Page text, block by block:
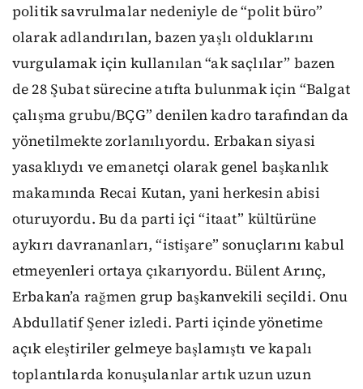
politik savrulmalar nedeniyle de “polit büro”
olarak adlandırılan, bazen yaşlı olduklarını
vurgulamak için kullanılan “ak saçlılar” bazen
de 28 Şubat sürecine atıfta bulunmak için “Balgat
çalışma grubu/BÇG” denilen kadro tarafından da
yönetilmekte zorlanılıyordu. Erbakan siyasi
yasaklıydı ve emanetçi olarak genel başkanlık
makamında Recai Kutan, yani herkesin abisi
oturuyordu. Bu da parti içi “itaat” kültürüne
aykırı davrananları, “istişare” sonuçlarını kabul
etmeyenleri ortaya çıkarıyordu. Bülent Arınç,
Erbakan’a rağmen grup başkanvekili seçildi. Onu
Abdullatif Şener izledi. Parti içinde yönetime
açık eleştiriler gelmeye başlamıştı ve kapalı
toplantılarda konuşulanlar artık uzun uzun